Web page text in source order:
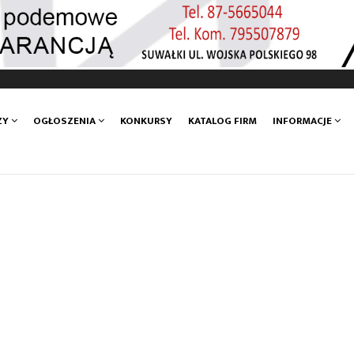
OGŁOSZENIA KONKURSY KATALOG FIRM INFORMACJE